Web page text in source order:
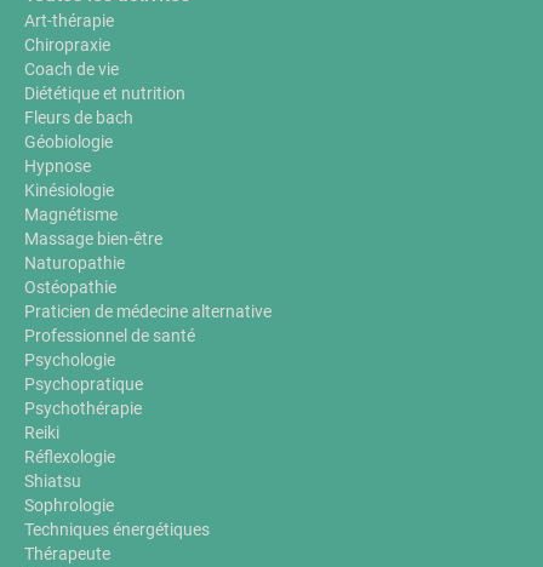
Art-thérapie
Chiropraxie
Coach de vie
Diététique et nutrition
Fleurs de bach
Géobiologie
Hypnose
Kinésiologie
Magnétisme
Massage bien-être
Naturopathie
Ostéopathie
Praticien de médecine alternative
Professionnel de santé
Psychologie
Psychopratique
Psychothérapie
Reiki
Réflexologie
Shiatsu
Sophrologie
Techniques énergétiques
Thérapeute